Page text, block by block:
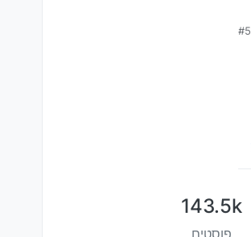
#5
143.5k